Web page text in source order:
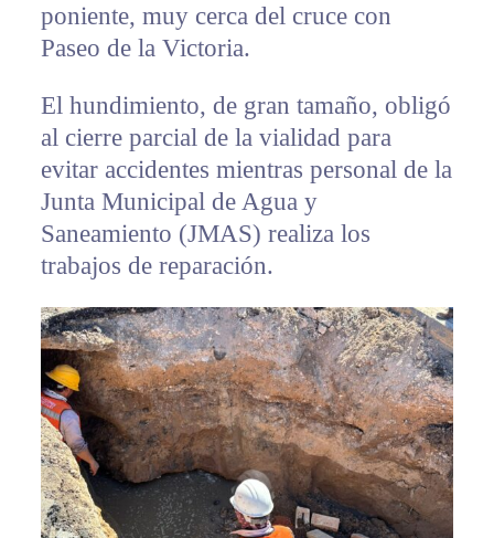
poniente, muy cerca del cruce con
Paseo de la Victoria.
El hundimiento, de gran tamaño, obligó
al cierre parcial de la vialidad para
evitar accidentes mientras personal de la
Junta Municipal de Agua y
Saneamiento (JMAS) realiza los
trabajos de reparación.